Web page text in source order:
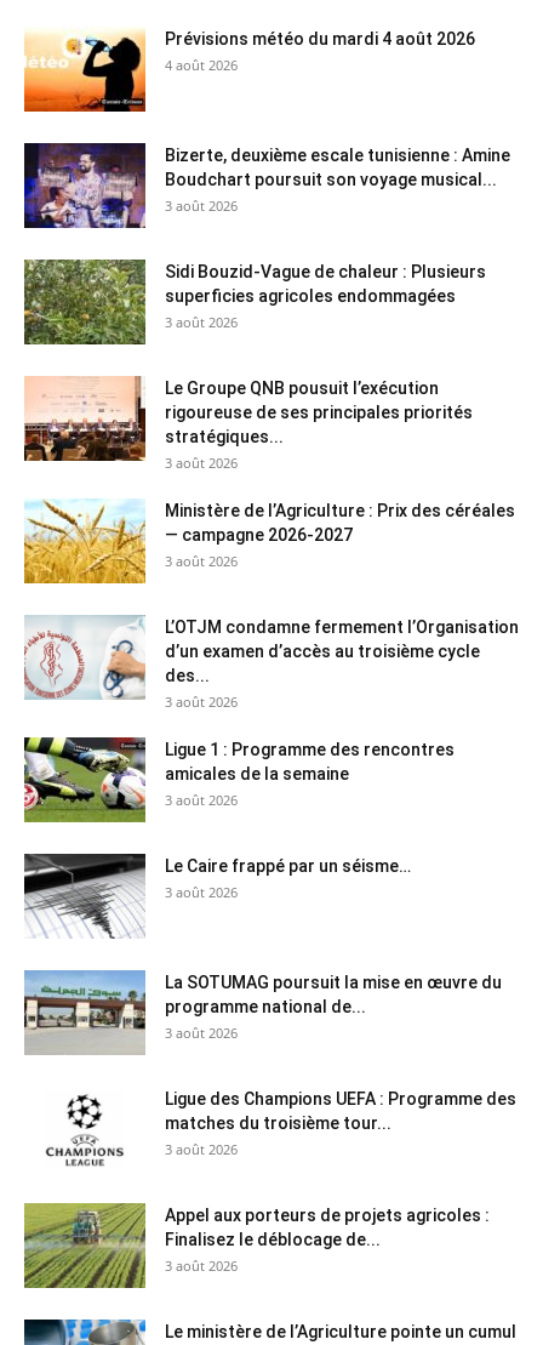
Prévisions météo du mardi 4 août 2026
4 août 2026
Bizerte, deuxième escale tunisienne : Amine
Boudchart poursuit son voyage musical...
3 août 2026
Sidi Bouzid-Vague de chaleur : Plusieurs
superficies agricoles endommagées
3 août 2026
Le Groupe QNB pousuit l’exécution
rigoureuse de ses principales priorités
stratégiques...
3 août 2026
Ministère de l’Agriculture : Prix des céréales
— campagne 2026-2027
3 août 2026
L’OTJM condamne fermement l’Organisation
d’un examen d’accès au troisième cycle
des...
3 août 2026
Ligue 1 : Programme des rencontres
amicales de la semaine
3 août 2026
Le Caire frappé par un séisme…
3 août 2026
La SOTUMAG poursuit la mise en œuvre du
programme national de...
3 août 2026
Ligue des Champions UEFA : Programme des
matches du troisième tour...
3 août 2026
Appel aux porteurs de projets agricoles :
Finalisez le déblocage de...
3 août 2026
Le ministère de l’Agriculture pointe un cumul